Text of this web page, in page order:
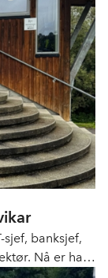
sjef, banksjef,
Nå er han